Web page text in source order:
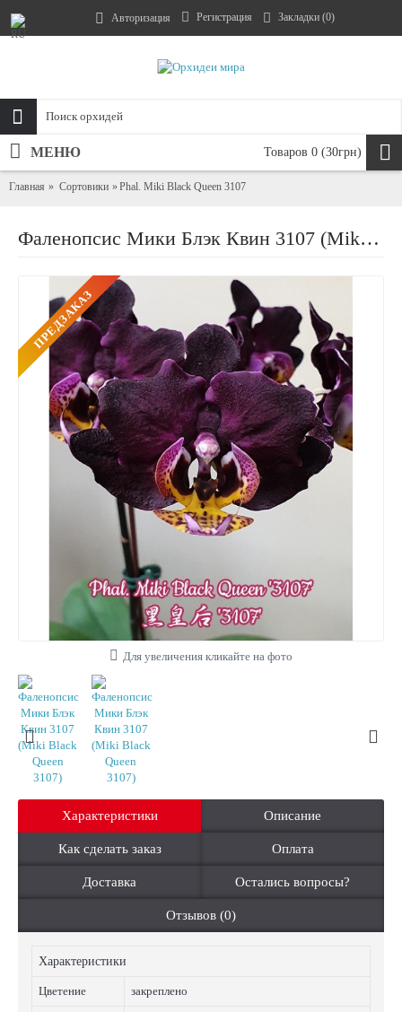
Авторизация Регистрация Закладки (0)
Товаров 0 (30грн)
МЕНЮ
Главная Сортовики Phal. Miki Black Queen 3107
Фаленопсис Мики Блэк Квин 3107 (Miki Black Queen 3107)
ПРЕДЗАКАЗ
Для увеличения кликайте на фото
Характеристики Описание
Как сделать заказ Оплата
Доставка Остались вопросы?
Отзывов (0)
Характеристики
Цветение закреплено